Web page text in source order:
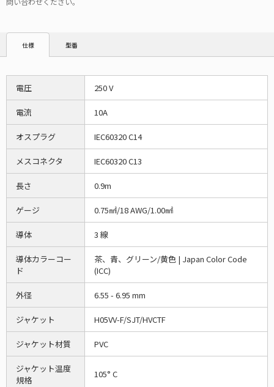
仕様 型番
電圧 250 V
電流 10A
オスプラグ IEC60320 C14
メスコネクタ IEC60320 C13
長さ 0.9m
ゲージ 0.75㎟/18 AWG/1.00㎟
導体 3 線
導体カラーコー
ド
茶、青、グリーン/黄色 | Japan Color Code
(ICC)
外径 6.55 - 6.95 mm
ジャケット H05VV-F/SJT/HVCTF
ジャケット材質 PVC
ジャケット温度
規格
105° C